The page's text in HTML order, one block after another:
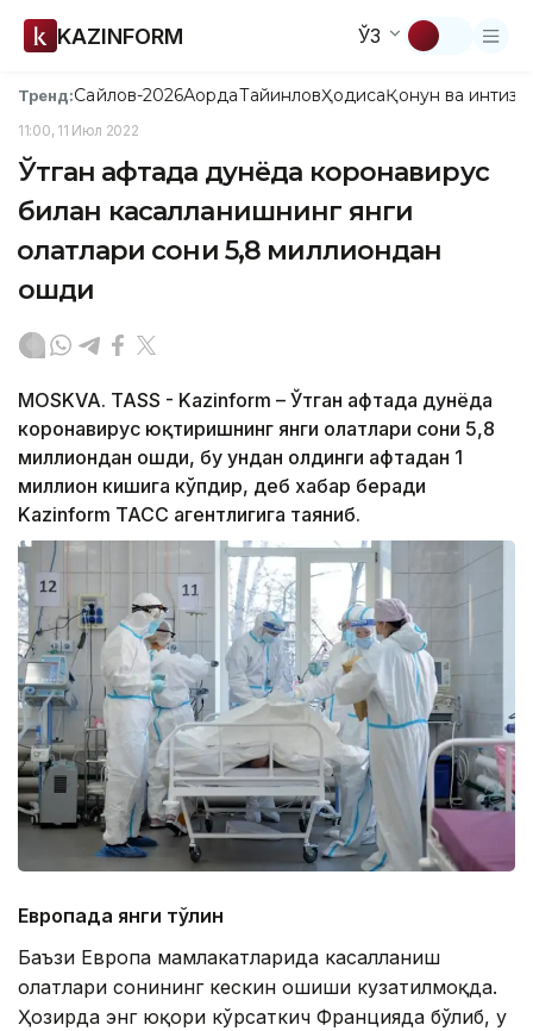
KAZINFORM ЎЗ
Тренд:Сайлов-2026АқордаТайинловҲодисаҚонун ва
11:00, 11 Июл 2022
Ўтган ҳафтада дунёда коронавирус
билан касалланишнинг янги
ҳолатлари сони 5,8 миллиондан
ошди
MOSKVA. TASS - Kazinform – Ўтган ҳафтада дунёда
коронавирус юқтиришнинг янги ҳолатлари сони 5,8
миллиондан ошди, бу ундан олдинги ҳафтадан 1
миллион кишига кўпдир, деб хабар беради
Kazinform ТАСС агентлигига таяниб.
Европада янги тўлқин
Баъзи Европа мамлакатларида касалланиш
ҳолатлари сонининг кескин ошиши кузатилмоқда.
Ҳозирда энг юқори кўрсаткич Францияда бўлиб, у